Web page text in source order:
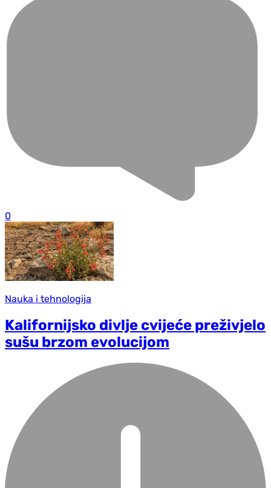
0
Nauka i tehnologija
Kalifornijsko divlje cvijeće preživjelo
sušu brzom evolucijom